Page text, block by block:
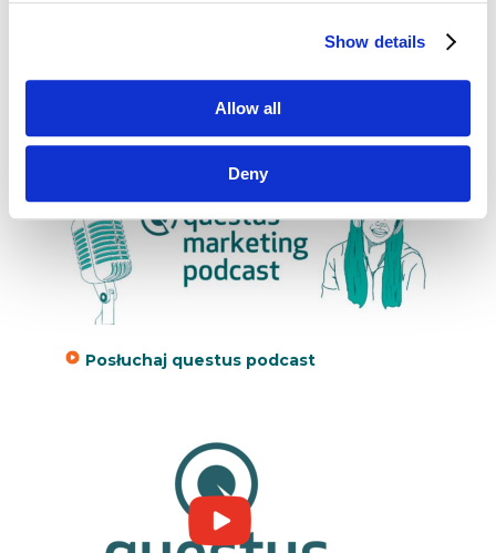
Show details
Allow all
Deny
Posłuchaj questus podcast